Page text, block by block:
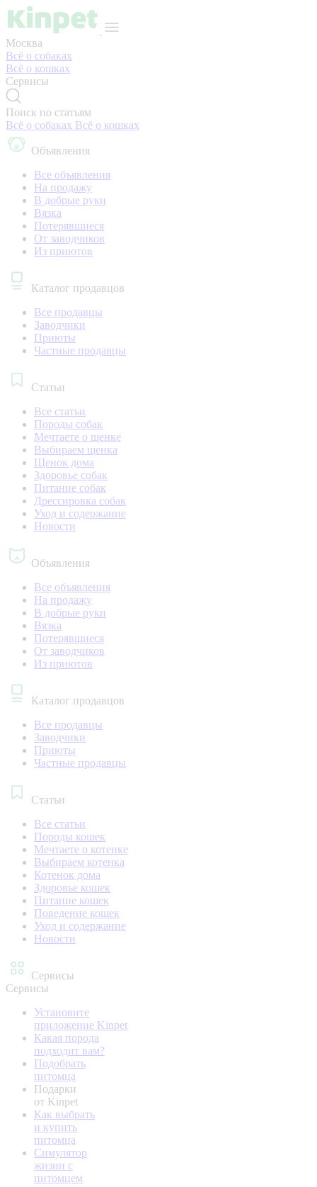
Москва
Всё о собаках
Всё о кошках
Сервисы
Поиск по статьям
Всё о собаках Всё о кошках
Объявления
Все объявления
На продажу
В добрые руки
Вязка
Потерявшиеся
От заводчиков
Из приютов
Каталог продавцов
Все продавцы
Заводчики
Приюты
Частные продавцы
Статьи
Все статьи
Породы собак
Мечтаете о щенке
Выбираем щенка
Щенок дома
Здоровье собак
Питание собак
Дрессировка собак
Уход и содержание
Новости
Объявления
Все объявления
На продажу
В добрые руки
Вязка
Потерявшиеся
От заводчиков
Из приютов
Каталог продавцов
Все продавцы
Заводчики
Приюты
Частные продавцы
Статьи
Все статьи
Породы кошек
Мечтаете о котенке
Выбираем котенка
Котенок дома
Здоровье кошек
Питание кошек
Поведение кошек
Уход и содержание
Новости
Сервисы
Сервисы
Установите
приложение Kinpet
Какая порода
подходит вам?
Подобрать
питомца
Подарки
от Kinpet
Как выбрать
и купить
питомца
Симулятор
жизни с
питомцем